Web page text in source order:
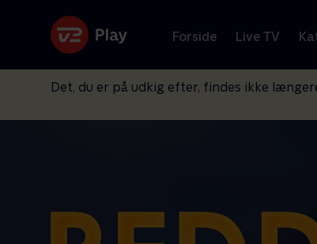
Forside Live TV
Det, du er på udkig efter, findes ikke